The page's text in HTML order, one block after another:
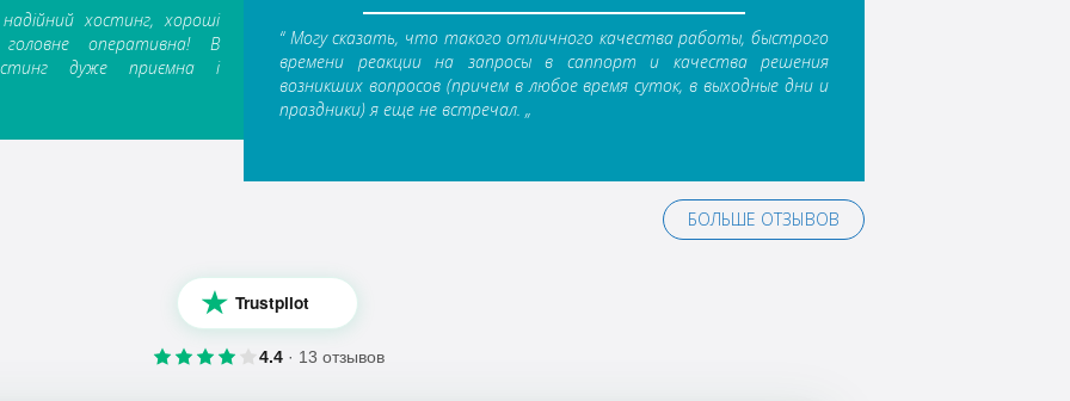
хостинг, хороші
оперативна! В
дуже приємна і
“ Могу сказать, что такого отличного качества работы, быстрого
времени реакции на запросы в саппорт и качества решения
возникших вопросов (причем в любое время суток, в выходные дни и
праздники) я еще не встречал. „
БОЛЬШЕ ОТЗЫВОВ
Trustpilot
4.4· 13 отзывов